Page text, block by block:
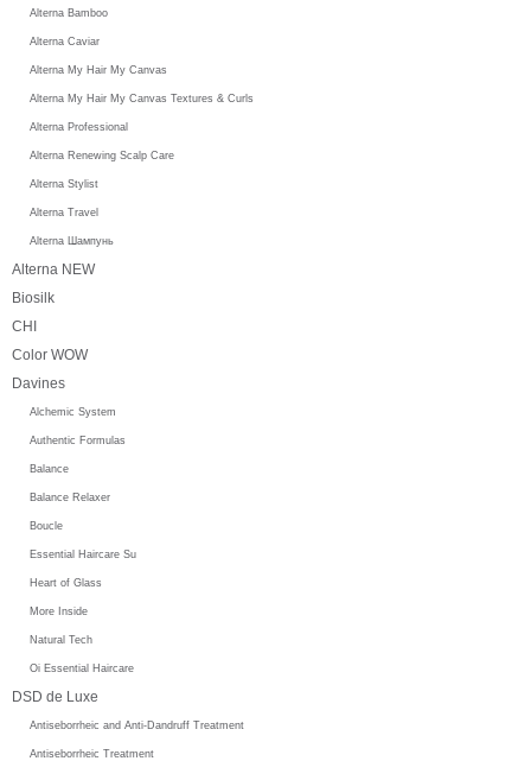
Alterna Bamboo
Alterna Caviar
Alterna My Hair My Canvas
Alterna My Hair My Canvas Textures & Curls
Alterna Professional
Alterna Renewing Scalp Care
Alterna Stylist
Alterna Travel
Alterna Шампунь
Alterna NEW
Biosilk
CHI
Color WOW
Davines
Alchemic System
Authentic Formulas
Balance
Balance Relaxer
Boucle
Essential Haircare Su
Heart of Glass
More Inside
Natural Tech
Oi Essential Haircare
DSD de Luxe
Antiseborrheic and Anti-Dandruff Treatment
Antiseborrheic Treatment